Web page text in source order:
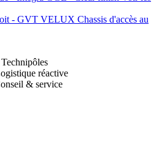
Chassis d'accès au
Technipôles
réactive
& service